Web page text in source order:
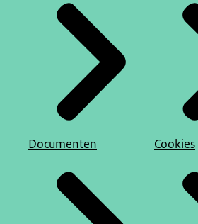
Documenten Cookies